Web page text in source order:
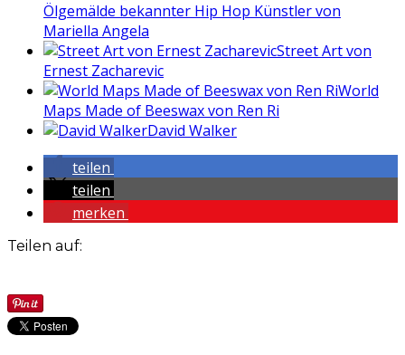
Ölgemälde bekannter Hip Hop Künstler von
Mariella Angela
Street Art von
Ernest Zacharevic
World
Maps Made of Beeswax von Ren Ri
David Walker
teilen
teilen
merken
Teilen auf: